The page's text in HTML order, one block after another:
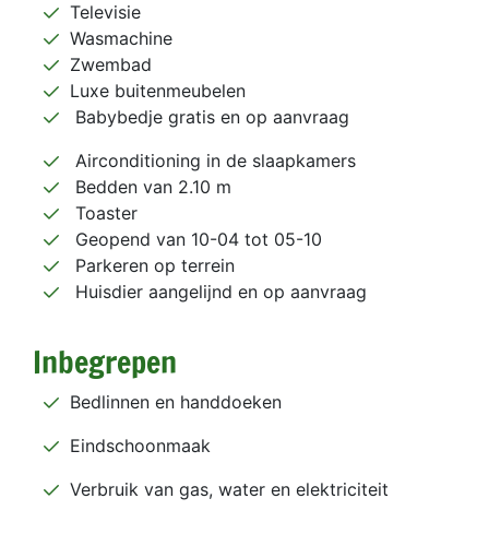
Televisie
Wasmachine
Zwembad
Luxe buitenmeubelen
Babybedje gratis en op aanvraag
Airconditioning in de slaapkamers
Bedden van 2.10 m
Toaster
Geopend van 10-04 tot 05-10
Parkeren op terrein
Huisdier aangelijnd en op aanvraag
Inbegrepen
Bedlinnen en handdoeken
Eindschoonmaak
Verbruik van gas, water en elektriciteit